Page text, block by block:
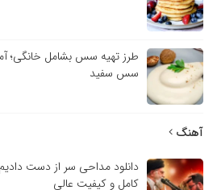
طرز تهیه سس بشامل خانگی؛
سس سفید
آهنگ
دانلود مداحی سر از دست
کامل و کیفیت عالی